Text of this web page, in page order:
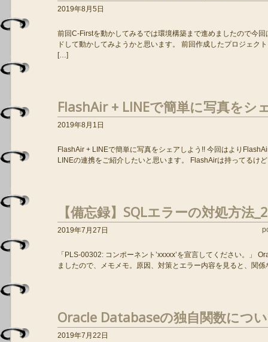
2019年8月5日
前回C-Firstを動かしてみるでは環境構築まで進めましたので今
ドして動かしてみようかと思います。 前回作成したプロジェク
[…]
FlashAir + LINEで簡単に写真をシ
2019年8月1日
FlashAir + LINEで簡単に写真をシェアしよう!! 今回はより
LINEの連携をご紹介したいと思います。 FlashAirは持ってるけ
【備忘録】SQLエラーの対処方法
2019年7月27日
「PLS-00302: コンポーネント’xxxxx’を宣言してください。」
ましたので、メモメモ。原因、対策とエラー内容を見ると、関
Oracle Databaseの独自関数につ
2019年7月22日